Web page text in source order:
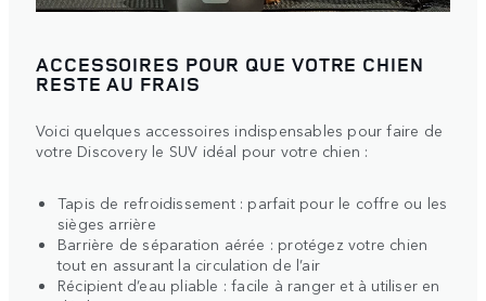
ACCESSOIRES POUR QUE VOTRE CHIEN
RESTE AU FRAIS
Voici quelques accessoires indispensables pour faire de
votre Discovery le SUV idéal pour votre chien :
Tapis de refroidissement : parfait pour le coffre ou les
sièges arrière
Barrière de séparation aérée : protégez votre chien
tout en assurant la circulation de l’air
Récipient d’eau pliable : facile à ranger et à utiliser en